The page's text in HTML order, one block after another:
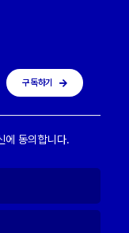
구독하기
에 동의합니다.